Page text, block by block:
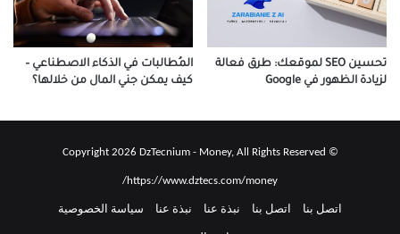
تحسين SEO لموقعك: طرق فعالة
لزيادة الظهور في Google
المُطالبات في الذكاء الاصطناعي –
كيف يمكن جني المال من خلالها؟
© Copyright 2026 DzTecnium - Money, All Rights Reserved
https://www.dztecs.com/money/
اتصل بنا اتصل بنا نبذة عنا نبذة عنا سياسة الخصوصية